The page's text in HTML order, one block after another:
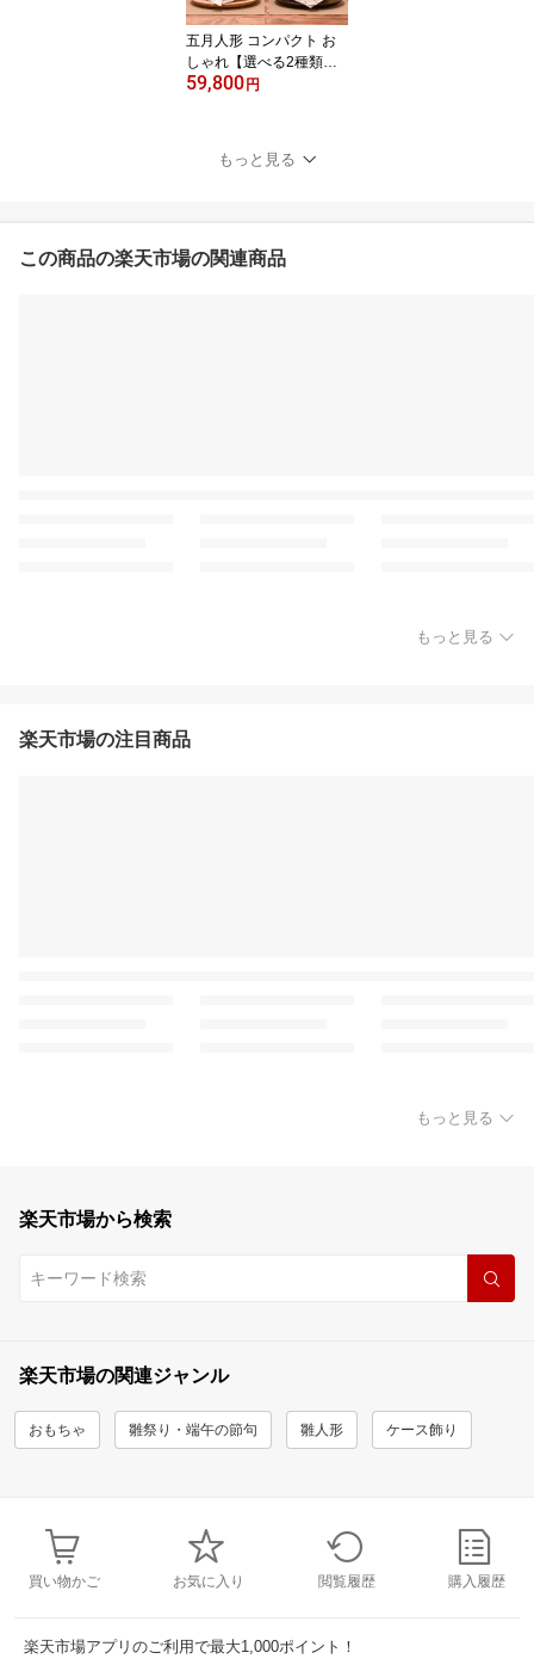
五月人形 コンパクト お
しゃれ【選べる2種類】7
号 おぼんde兜 Neoシリ
59,800 円
もっと見る
この商品の楽天市場の関連商品
もっと見る
楽天市場の注目商品
もっと見る
楽天市場から検索
楽天市場の関連ジャンル
おもちゃ 雛祭り・端午の節句 雛人形 ケース飾り
買い物かご お気に入り 閲覧履歴 購入履歴
楽天市場アプリのご利用で最大1,000ポイント！